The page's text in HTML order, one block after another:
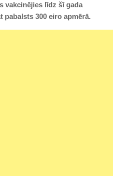
vakcinējies līdz šī gada
pabalsts 300 eiro apmērā.